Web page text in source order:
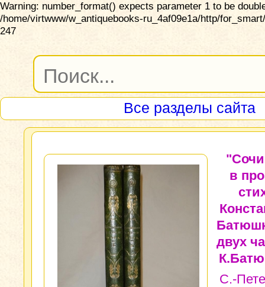
Warning: number_format() expects parameter 1 to be
/home/virtwww/w_antiquebooks-ru_4af09e1a/http/
247
Все разделы сайта
в
двух
С.-